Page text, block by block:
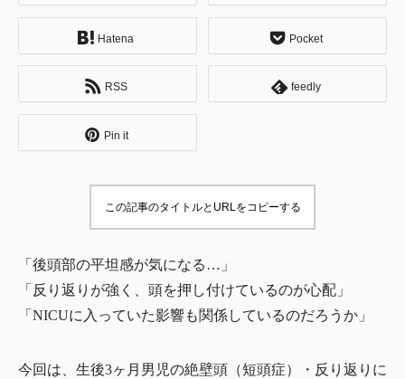
Hatena Pocket
RSS feedly
Pin it
この記事のタイトルとURLをコピーする
「後頭部の平坦感が気になる…」
「反り返りが強く、頭を押し付けているのが心配」
「NICUに入っていた影響も関係しているのだろうか」
今回は、生後3ヶ月男児の絶壁頭（短頭症）・反り返りに